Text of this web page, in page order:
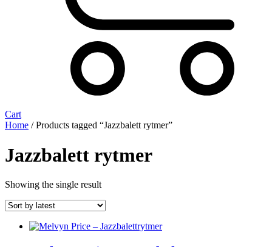
Cart
Home / Products tagged “Jazzbalett rytmer”
Jazzbalett rytmer
Showing the single result